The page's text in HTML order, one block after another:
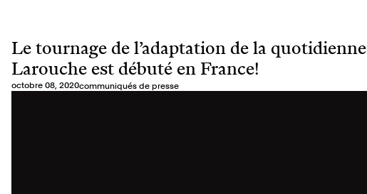
octobre 08, 2020communiqués de presse
Le tournage de l’adaptation de la quotidienne
Larouche est débuté en France!